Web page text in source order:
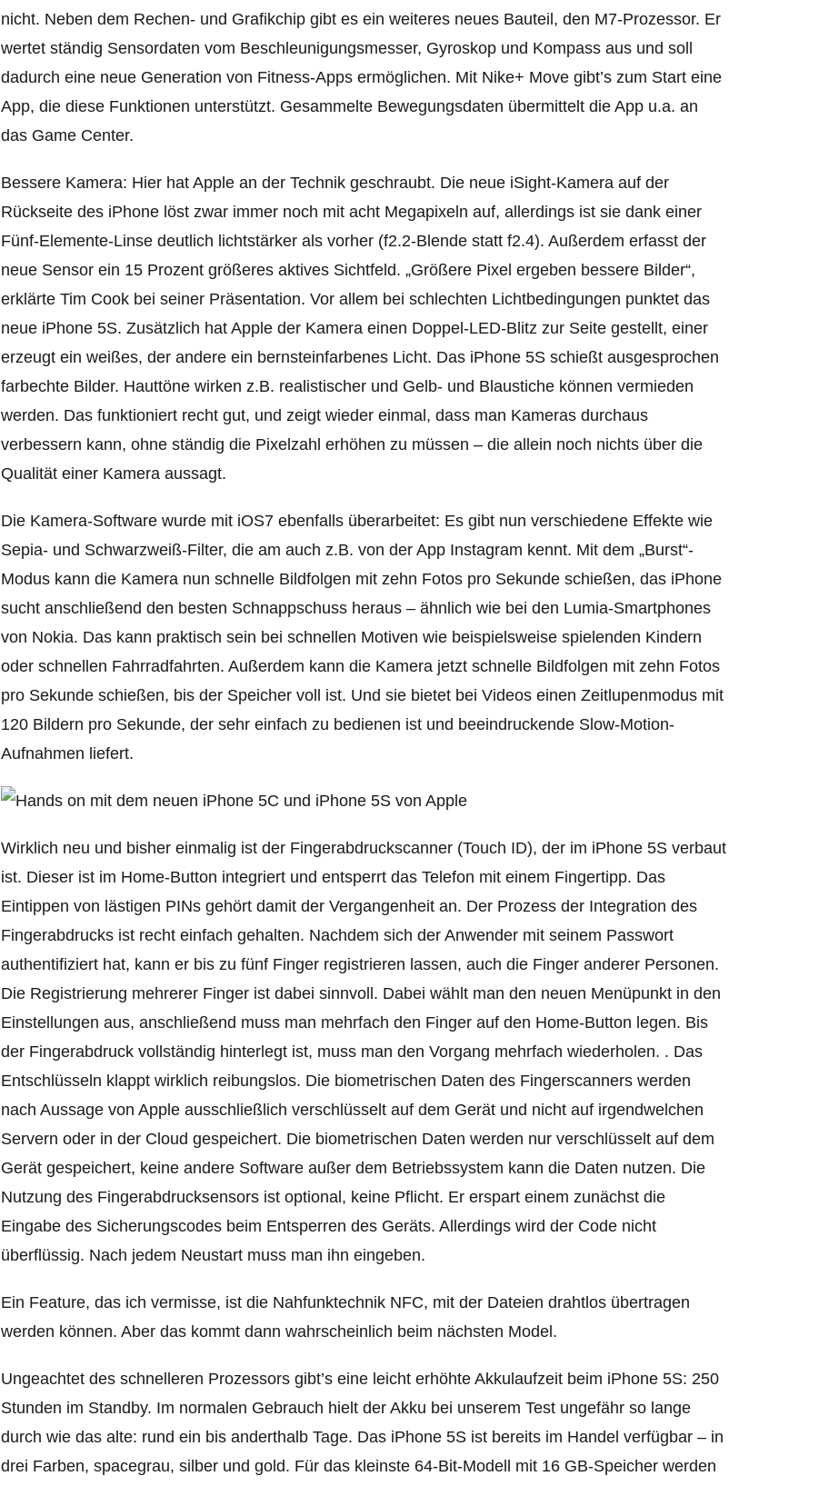
nicht. Neben dem Rechen- und Grafikchip gibt es ein weiteres neues Bauteil, den M7-Prozessor. Er
wertet ständig Sensordaten vom Beschleunigungsmesser, Gyroskop und Kompass aus und soll
dadurch eine neue Generation von Fitness-Apps ermöglichen. Mit Nike+ Move gibt’s zum Start eine
App, die diese Funktionen unterstützt. Gesammelte Bewegungsdaten übermittelt die App u.a. an
das Game Center.
Bessere Kamera: Hier hat Apple an der Technik geschraubt. Die neue iSight-Kamera auf der
Rückseite des iPhone löst zwar immer noch mit acht Megapixeln auf, allerdings ist sie dank einer
Fünf-Elemente-Linse deutlich lichtstärker als vorher (f2.2-Blende statt f2.4). Außerdem erfasst der
neue Sensor ein 15 Prozent größeres aktives Sichtfeld. „Größere Pixel ergeben bessere Bilder“,
erklärte Tim Cook bei seiner Präsentation. Vor allem bei schlechten Lichtbedingungen punktet das
neue iPhone 5S. Zusätzlich hat Apple der Kamera einen Doppel-LED-Blitz zur Seite gestellt, einer
erzeugt ein weißes, der andere ein bernsteinfarbenes Licht. Das iPhone 5S schießt ausgesprochen
farbechte Bilder. Hauttöne wirken z.B. realistischer und Gelb- und Blaustiche können vermieden
werden. Das funktioniert recht gut, und zeigt wieder einmal, dass man Kameras durchaus
verbessern kann, ohne ständig die Pixelzahl erhöhen zu müssen – die allein noch nichts über die
Qualität einer Kamera aussagt.
Die Kamera-Software wurde mit iOS7 ebenfalls überarbeitet: Es gibt nun verschiedene Effekte wie
Sepia- und Schwarzweiß-Filter, die am auch z.B. von der App Instagram kennt. Mit dem „Burst“-
Modus kann die Kamera nun schnelle Bildfolgen mit zehn Fotos pro Sekunde schießen, das iPhone
sucht anschließend den besten Schnappschuss heraus – ähnlich wie bei den Lumia-Smartphones
von Nokia. Das kann praktisch sein bei schnellen Motiven wie beispielsweise spielenden Kindern
oder schnellen Fahrradfahrten. Außerdem kann die Kamera jetzt schnelle Bildfolgen mit zehn Fotos
pro Sekunde schießen, bis der Speicher voll ist. Und sie bietet bei Videos einen Zeitlupenmodus mit
120 Bildern pro Sekunde, der sehr einfach zu bedienen ist und beeindruckende Slow-Motion-
Aufnahmen liefert.
Wirklich neu und bisher einmalig ist der Fingerabdruckscanner (Touch ID), der im iPhone 5S verbaut
ist. Dieser ist im Home-Button integriert und entsperrt das Telefon mit einem Fingertipp. Das
Eintippen von lästigen PINs gehört damit der Vergangenheit an. Der Prozess der Integration des
Fingerabdrucks ist recht einfach gehalten. Nachdem sich der Anwender mit seinem Passwort
authentifiziert hat, kann er bis zu fünf Finger registrieren lassen, auch die Finger anderer Personen.
Die Registrierung mehrerer Finger ist dabei sinnvoll. Dabei wählt man den neuen Menüpunkt in den
Einstellungen aus, anschließend muss man mehrfach den Finger auf den Home-Button legen. Bis
der Fingerabdruck vollständig hinterlegt ist, muss man den Vorgang mehrfach wiederholen. . Das
Entschlüsseln klappt wirklich reibungslos. Die biometrischen Daten des Fingerscanners werden
nach Aussage von Apple ausschließlich verschlüsselt auf dem Gerät und nicht auf irgendwelchen
Servern oder in der Cloud gespeichert. Die biometrischen Daten werden nur verschlüsselt auf dem
Gerät gespeichert, keine andere Software außer dem Betriebssystem kann die Daten nutzen. Die
Nutzung des Fingerabdrucksensors ist optional, keine Pflicht. Er erspart einem zunächst die
Eingabe des Sicherungscodes beim Entsperren des Geräts. Allerdings wird der Code nicht
überflüssig. Nach jedem Neustart muss man ihn eingeben.
Ein Feature, das ich vermisse, ist die Nahfunktechnik NFC, mit der Dateien drahtlos übertragen
werden können. Aber das kommt dann wahrscheinlich beim nächsten Model.
Ungeachtet des schnelleren Prozessors gibt’s eine leicht erhöhte Akkulaufzeit beim iPhone 5S: 250
Stunden im Standby. Im normalen Gebrauch hielt der Akku bei unserem Test ungefähr so lange
durch wie das alte: rund ein bis anderthalb Tage. Das iPhone 5S ist bereits im Handel verfügbar – in
drei Farben, spacegrau, silber und gold. Für das kleinste 64-Bit-Modell mit 16 GB-Speicher werden